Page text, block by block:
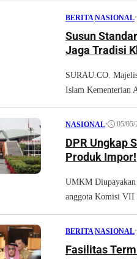
BERITA |NASIONAL•
Susun
Jaga Tradisi
SURAU.CO.
Islam Kementerian
NASIONAL• 05/05/
DPR Ungkap
Produk Impor!
UMKM Diupayakan
anggota Komisi VII
BERITA |NASIONAL•
Fasilitas